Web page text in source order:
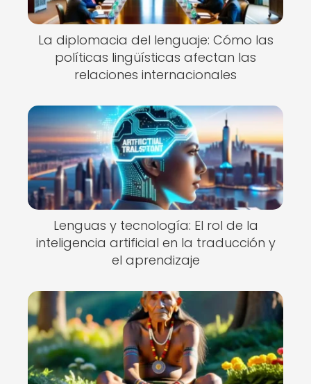
La diplomacia del lenguaje: Cómo las
políticas lingüísticas afectan las
relaciones internacionales
Lenguas y tecnología: El rol de la
inteligencia artificial en la traducción y
el aprendizaje